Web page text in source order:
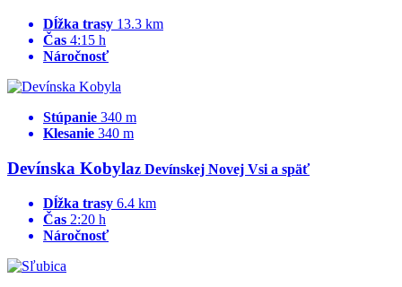
Dĺžka trasy 13.3 km
Čas 4:15 h
Náročnosť
Stúpanie 340 m
Klesanie 340 m
Devínska Kobylaz Devínskej Novej Vsi a späť
Dĺžka trasy 6.4 km
Čas 2:20 h
Náročnosť